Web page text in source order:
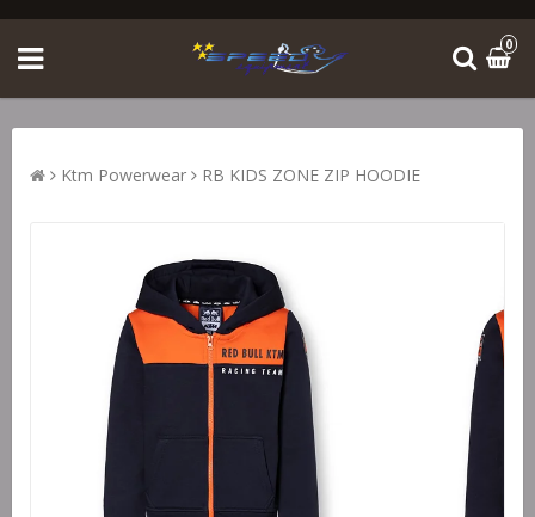
0
Ktm Powerwear RB KIDS ZONE ZIP HOODIE